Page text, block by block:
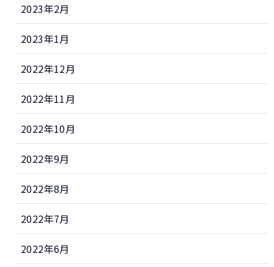
2023年2月
2023年1月
2022年12月
2022年11月
2022年10月
2022年9月
2022年8月
2022年7月
2022年6月